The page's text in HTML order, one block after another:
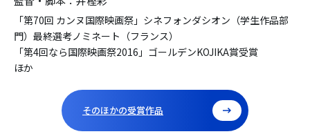
「第70回 カンヌ国際映画祭」シネフォンダシオン（学生作品部
門）最終選考ノミネート（フランス）
「第4回なら国際映画祭2016」ゴールデンKOJIKA賞受賞
ほか
そのほかの受賞作品